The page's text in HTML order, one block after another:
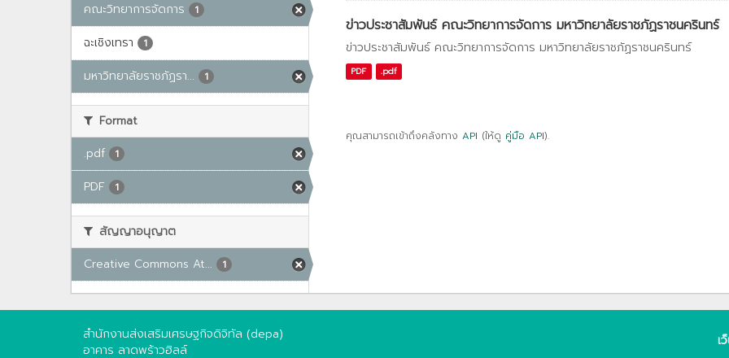
คณะวิทยาการจัดการ 1
ฉะเชิงเทรา 1
มหาวิทยาลัยราชภัฏรา... 1
Format
.pdf
1
PDF 1
สัญญาอนุญาต
Creative Commons At...
1
ข่าวประชาสัมพันธ์ คณะวิทยาการจัดการ มหาวิทยาลัยราชภัฏราชนครินทร์
ข่าวประชาสัมพันธ์ คณะวิทยาการจัดการ มหาวิทยาลัยราชภัฏราชนครินทร์
PDF .pdf
คุณสามารถเข้าถึงคลังทาง API (ให้ดู คู่มือ API).
สำนักงานส่งเสริมเศรษฐกิจดิจิทัล (depa)
อาคาร ลาดพร้าวฮิลล์
เ